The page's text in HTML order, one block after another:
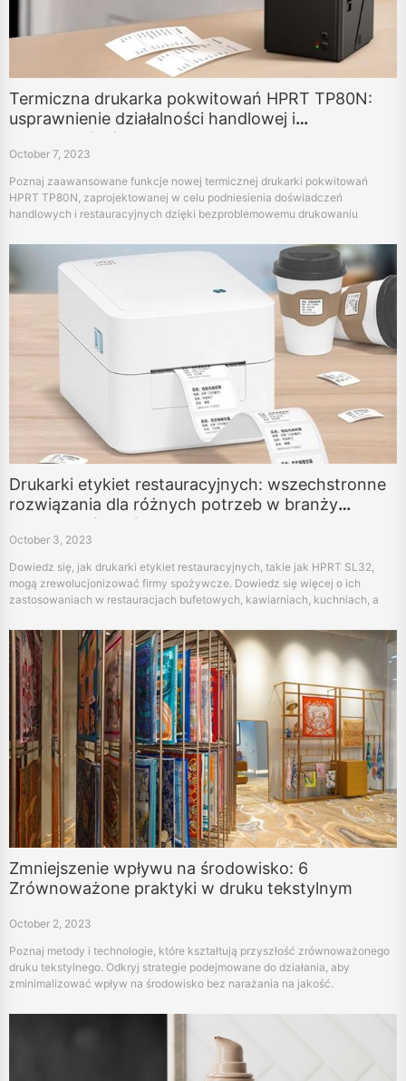
Termiczna drukarka pokwitowań HPRT TP80N:
usprawnienie działalności handlowej i
restauracyjnej
October 7, 2023
Poznaj zaawansowane funkcje nowej termicznej drukarki pokwitowań
HPRT TP80N, zaprojektowanej w celu podniesienia doświadczeń
handlowych i restauracyjnych dzięki bezproblemowemu drukowaniu
Drukarki etykiet restauracyjnych: wszechstronne
rozwiązania dla różnych potrzeb w branży
gastronomicznej
October 3, 2023
Dowiedz się, jak drukarki etykiet restauracyjnych, takie jak HPRT SL32,
mogą zrewolucjonizować firmy spożywcze. Dowiedz się więcej o ich
zastosowaniach w restauracjach bufetowych, kawiarniach, kuchniach, a
satysfakcję klientów.
Zmniejszenie wpływu na środowisko: 6
Zrównoważone praktyki w druku tekstylnym
October 2, 2023
Poznaj metody i technologie, które kształtują przyszłość zrównoważonego
druku tekstylnego. Odkryj strategie podejmowane do działania, aby
zminimalizować wpływ na środowisko bez narażania na jakość.